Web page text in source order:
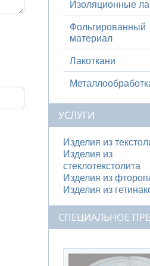
Изоляционные
Фольгированный
материал
Лакоткани
УСЛУГИ
Изделия из
Изделия из
стеклотекстолита
Изделия из
Изделия из
СПЕЦИАЛЬНОЕ